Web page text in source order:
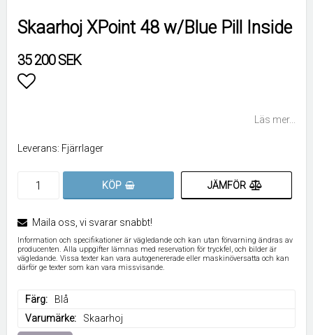
Skaarhoj XPoint 48 w/Blue Pill Inside
35 200 SEK
Läs mer...
Leverans: Fjärrlager
KÖP JÄMFÖR
Maila oss, vi svarar snabbt!
Information och specifikationer är vägledande och kan utan förvarning ändras av
producenten. Alla uppgifter lämnas med reservation för tryckfel, och bilder är
vägledande. Vissa texter kan vara autogenererade eller maskinöversatta och kan
därför ge texter som kan vara missvisande.
Färg
Blå
Varumärke
Skaarhoj